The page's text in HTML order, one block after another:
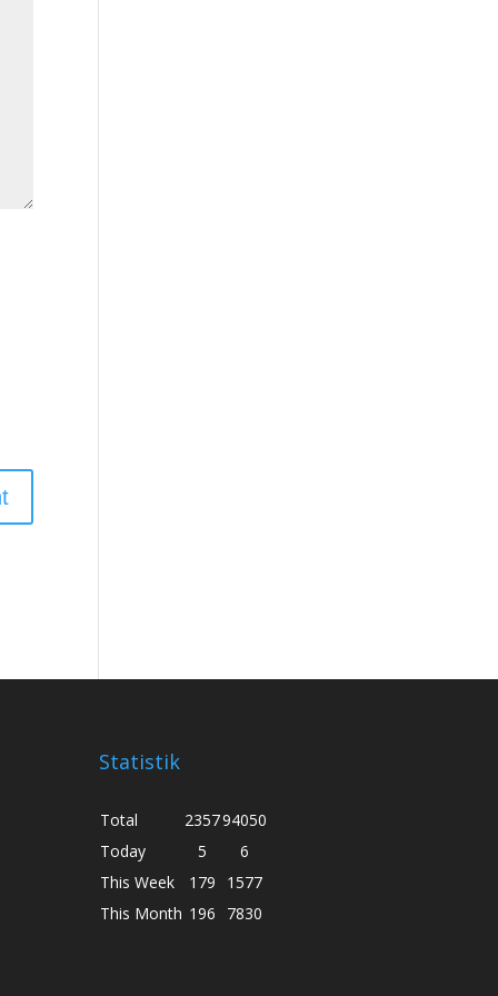
Statistik
Total 235794050
Today
5
6
This Week
179
1577
This Month 196 7830